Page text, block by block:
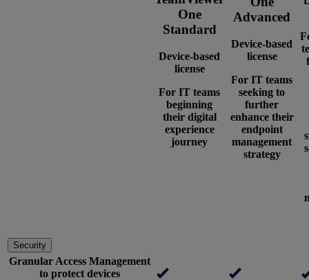
One
Standard
Device-based
license
For IT teams
beginning
their digital
experience
journey
Advanced
Device-based
license
For IT teams
seeking to
further
enhance their
endpoint
management
strategy
Security
Granular Access Management
to protect devices